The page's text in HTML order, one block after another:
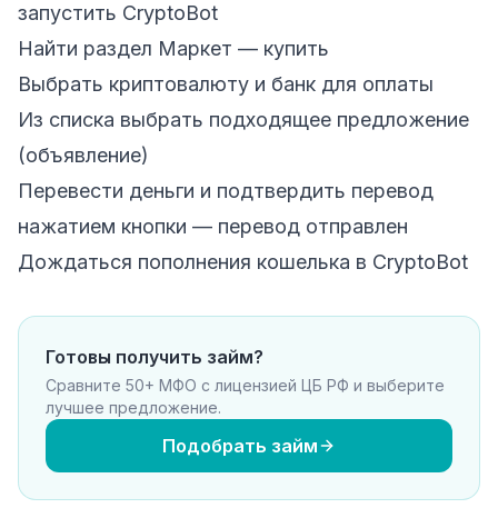
запустить CryptoBot
Найти раздел Маркет — купить
Выбрать криптовалюту и банк для оплаты
Из списка выбрать подходящее предложение
(объявление)
Перевести деньги и подтвердить перевод
нажатием кнопки — перевод отправлен
Дождаться пополнения кошелька в CryptoBot
Готовы получить займ?
Сравните 50+ МФО с лицензией ЦБ РФ и выберите
лучшее предложение.
Подобрать займ